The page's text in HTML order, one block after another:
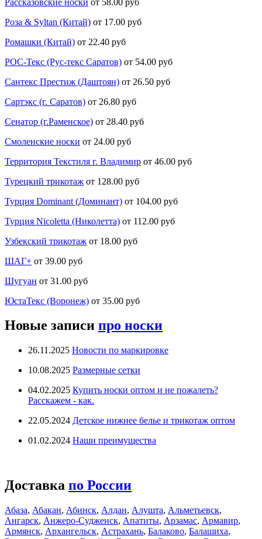
Роза & Syltan (Китай) от 17.00 руб
Ромашки (Китай) от 22.40 руб
РОС-Текс (Рус-текс Саратов) от 54.00 руб
Сантекс Престиж (Даштоян) от 26.50 руб
Сартэкс (г. Саратов) от 26.80 руб
Сенатор (г.Раменское) от 28.40 руб
Смоленские носки от 24.00 руб
Территория Текстиля г. Владимир от 46.00 руб
Турецкий трикотаж от 128.00 руб
Турция Dominant (Доминант) от 104.00 руб
Турция Nicoletta (Николетта) от 112.00 руб
Узбекский трикотаж от 18.00 руб
ШАГ+ от 39.00 руб
Шугуан от 31.00 руб
ЮстаТекс (Воронеж) от 35.00 руб
Новые записи про носки
26.11.2025 Новости по маркировке
10.08.2025 Размерные сетки
04.02.2025 Купить носки оптом и не пожалеть?
Расскажем - как.
22.05.2024 Детское нижнее белье и трикотаж оптом
01.02.2024 Наши преимущества
Доставка по России
Абаза, Абакан, Абинск, Алдан, Алушта, Альметьевск,
Ангарск, Анжеро-Судженск, Апатиты, Арзамас, Армавир,
Армянск, Архангельск, Астрахань, Балаково, Балашиха,